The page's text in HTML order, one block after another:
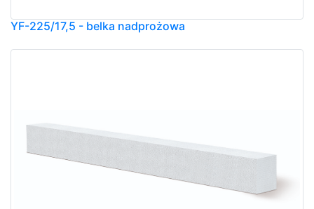
YF-225/17,5 - belka nadprożowa